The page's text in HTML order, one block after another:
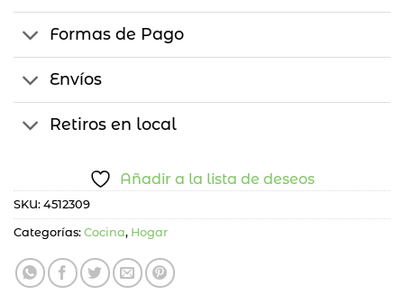
Formas de Pago
Envíos
Retiros en local
Añadir a la lista de deseos
SKU: 4512309
Categorías: Cocina, Hogar